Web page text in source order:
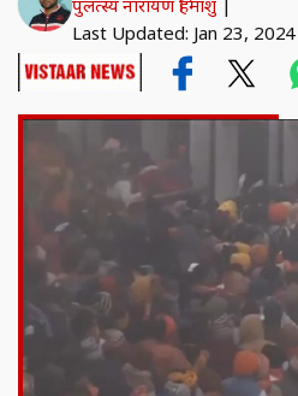
पुलत्स्य नारायण हिंमाशु|
Last Updated: Jan 23,